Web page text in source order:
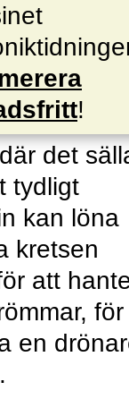
!
det
tydligt
kan löna
kretsen
att
för
en